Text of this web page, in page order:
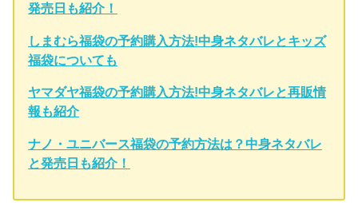
発売日も紹介！
しまむら福袋の予約購入方法!中身ネタバレとキッズ
福袋についても
ヤマダヤ福袋の予約購入方法!中身ネタバレと再販情
報も紹介
ナノ・ユニバース福袋の予約方法は？中身ネタバレ
と発売日も紹介！